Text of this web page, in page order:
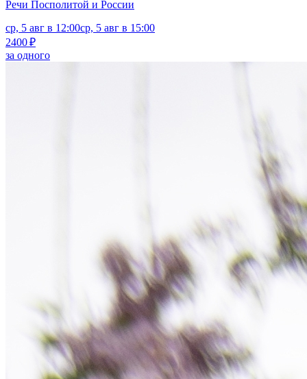
Речи Посполитой и России
ср, 5 авг в 12:00ср, 5 авг в 15:00
2400 ₽
за одного